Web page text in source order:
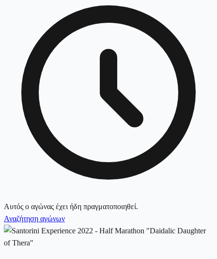
Αυτός ο αγώνας έχει ήδη πραγματοποιηθεί.
Αναζήτηση αγώνων